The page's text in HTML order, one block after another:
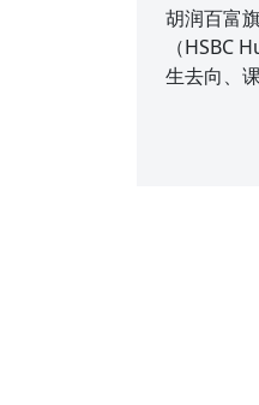
胡润百富
（HSBC
生去向、